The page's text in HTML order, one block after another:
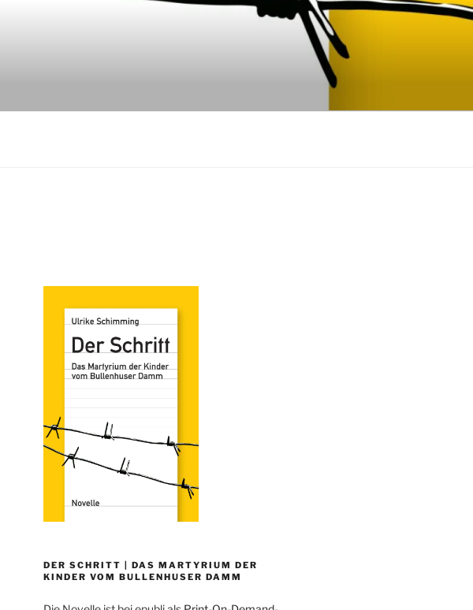
DER SCHRITT | DAS MARTYRIUM DER
KINDER VOM BULLENHUSER DAMM